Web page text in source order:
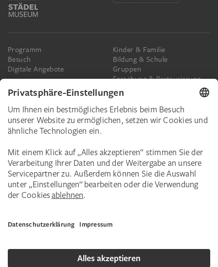
Programm
Besuch
Digitale Angebote
Kinder & Familie
Bildung & Schule
Gruppen
Forschung & Restaurierung
Presse
Das Städel
Spenden
Schenkungen & Nachlass
Corporate Events
Städelverein
Karriere
Städel Stories
Newsletter
DatenschutzPrivatsphäreBildnachweise
Hausordnung